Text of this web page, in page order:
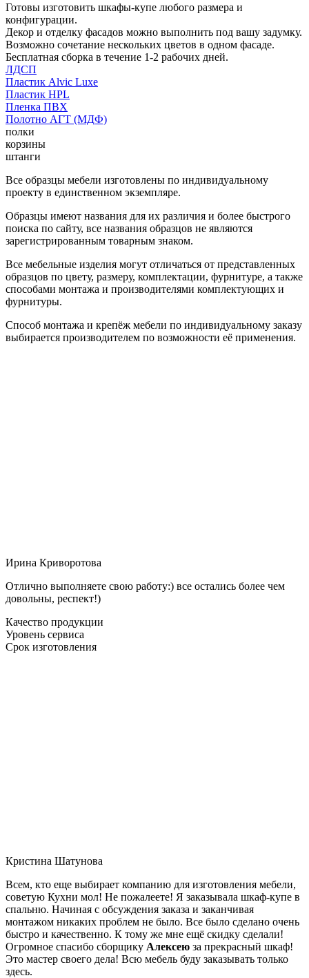
Готовы изготовить шкафы-купе любого размера и
конфигурации.
Декор и отделку фасадов можно выполнить под вашу задумку.
Возможно сочетание нескольких цветов в одном фасаде.
Бесплатная сборка в течение 1-2 рабочих дней.
ЛДСП
Пластик Alvic Luxe
Пластик HPL
Пленка ПВХ
Полотно АГТ (МДФ)
полки
корзины
штанги
Все образцы мебели изготовлены по индивидуальному
проекту в единственном экземпляре.
Образцы имеют названия для их различия и более быстрого
поиска по сайту, все названия образцов не являются
зарегистрированным товарным знаком.
Все мебельные изделия могут отличаться от представленных
образцов по цвету, размеру, комплектации, фурнитуре, а также
способами монтажа и производителями комплектующих и
фурнитуры.
Способ монтажа и крепёж мебели по индивидуальному заказу
выбирается производителем по возможности её применения.
Ирина Криворотова
Отлично выполняете свою работу:) все остались более чем
довольны, респект!)
Качество продукции
Уровень сервиса
Срок изготовления
Кристина Шатунова
Всем, кто еще выбирает компанию для изготовления мебели,
советую Кухни мол! Не пожалеете! Я заказывала шкаф-купе в
спальню. Начиная с обсуждения заказа и заканчивая
монтажом никаких проблем не было. Все было сделано очень
быстро и качественно. К тому же мне ещё скидку сделали!
Огромное спасибо сборщику Алексею за прекрасный шкаф!
Это мастер своего дела! Всю мебель буду заказывать только
здесь.